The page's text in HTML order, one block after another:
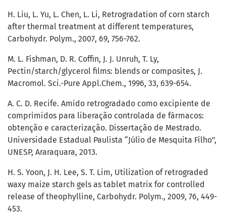
H. Liu, L. Yu, L. Chen, L. Li, Retrogradation of corn starch
after thermal treatment at different temperatures,
Carbohydr. Polym., 2007, 69, 756-762.
M. L. Fishman, D. R. Coffin, J. J. Unruh, T. Ly,
Pectin/starch/glycerol films: blends or composites, J.
Macromol. Sci.-Pure Appl.Chem., 1996, 33, 639-654.
A. C. D. Recife. Amido retrogradado como excipiente de
comprimidos para liberação controlada de fármacos:
obtenção e caracterização. Dissertação de Mestrado.
Universidade Estadual Paulista “Júlio de Mesquita Filho”,
UNESP, Araraquara, 2013.
H. S. Yoon, J. H. Lee, S. T. Lim, Utilization of retrograded
waxy maize starch gels as tablet matrix for controlled
release of theophylline, Carbohydr. Polym., 2009, 76, 449-
453.